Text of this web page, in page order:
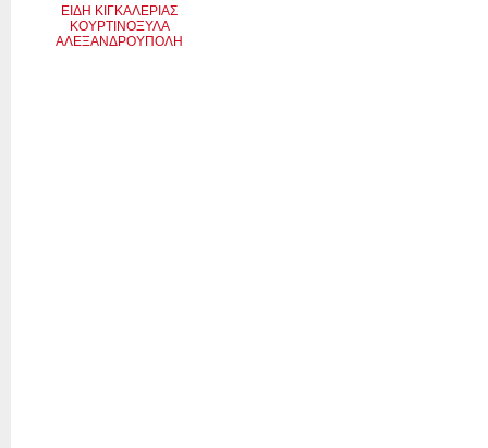
ΕΙΔΗ ΚΙΓΚΑΛΕΡΙΑΣ
ΚΟΥΡΤΙΝΟΞΥΛΑ
ΑΛΕΞΑΝΔΡΟΥΠΟΛΗ